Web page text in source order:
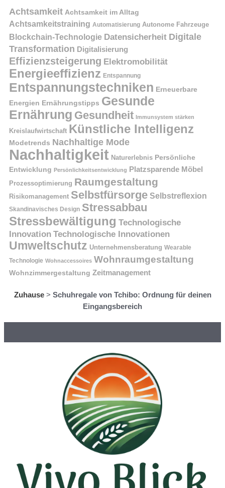
Achtsamkeit Achtsamkeit im Alltag
Achtsamkeitstraining Automatisierung Autonome Fahrzeuge
Blockchain-Technologie Datensicherheit Digitale
Transformation Digitalisierung
Effizienzsteigerung Elektromobilität
Energieeffizienz Entspannung
Entspannungstechniken Erneuerbare
Energien Ernährungstipps Gesunde
Ernährung Gesundheit Immunsystem stärken
Kreislaufwirtschaft Künstliche Intelligenz
Modetrends Nachhaltige Mode
Nachhaltigkeit Naturerlebnis Persönliche
Entwicklung Persönlichkeitsentwicklung Platzsparende Möbel
Prozessoptimierung Raumgestaltung
Risikomanagement Selbstfürsorge Selbstreflexion
Skandinavisches Design Stressabbau
Stressbewältigung Technologische
Innovation Technologische Innovationen
Umweltschutz Unternehmensberatung Wearable
Technologie Wohnaccessoires Wohnraumgestaltung
Wohnzimmergestaltung Zeitmanagement
Zuhause> Schuhregale von Tchibo: Ordnung für deinen
Eingangsbereich